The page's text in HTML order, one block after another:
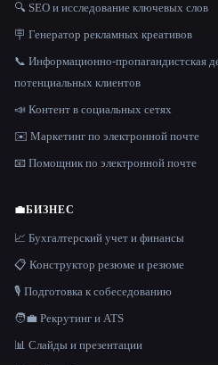
🔍 SEO и исследование ключевых слов
🪧 Генератор рекламных креативов
📞 Информационно-пропагандистская
потенциальных клиентов
📣 Контент в социальных сетях
✉️ Маркетинг по электронной почте
📧 Помощник по электронной почте
💼БИЗНЕС
📈 Бухгалтерский учет и финансы
📋 Конструктор резюме и резюме
🎙️ Подготовка к собеседованию
🧑‍💼 Рекрутинг и ATS
📊 Слайды и презентации